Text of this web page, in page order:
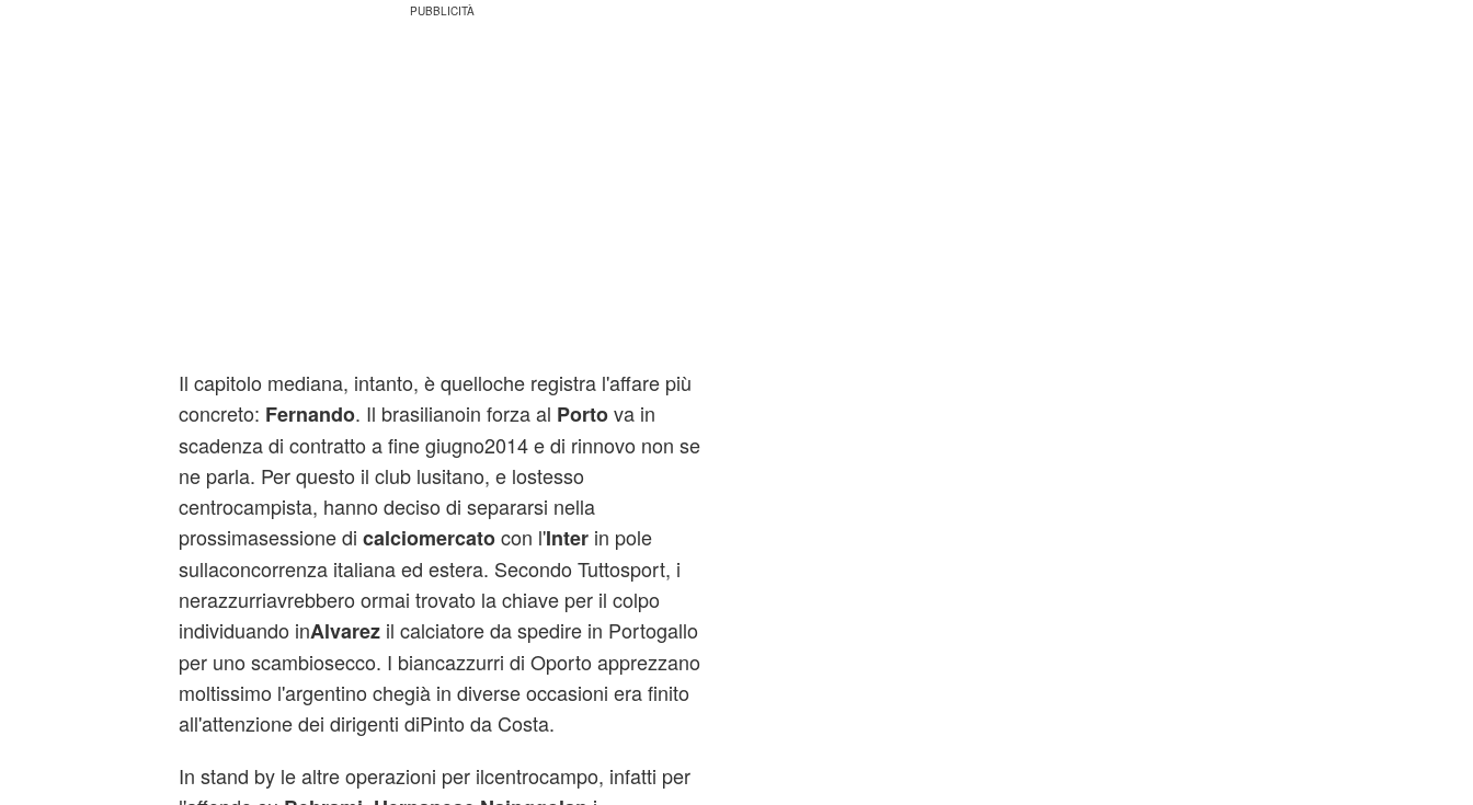
Il capitolo mediana, intanto, è quelloche registra l'affare più
concreto: Fernando. Il brasilianoin forza al Portova in
scadenza di contratto a fine giugno2014 e di rinnovo non se
ne parla. Per questo il club lusitano, e lostesso
centrocampista, hanno deciso di separarsi nella
prossimasessione di calciomercatocon l'Interin pole
sullaconcorrenza italiana ed estera. Secondo Tuttosport, i
nerazzurriavrebbero ormai trovato la chiave per il colpo
individuando inAlvarezil calciatore da spedire in Portogallo
per uno scambiosecco. I biancazzurri di Oporto apprezzano
moltissimo l'argentino chegià in diverse occasioni era finito
all'attenzione dei dirigenti diPinto da Costa.
In stand by le altre operazioni per ilcentrocampo, infatti per